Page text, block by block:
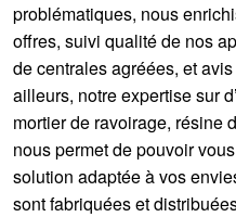
problématiques, nous
offres, suivi qualité de nos
de centrales agréées, et
ailleurs, notre expertise sur
mortier de ravoirage,
nous permet de pouvoir
solution adaptée à vos
sont fabriquées et